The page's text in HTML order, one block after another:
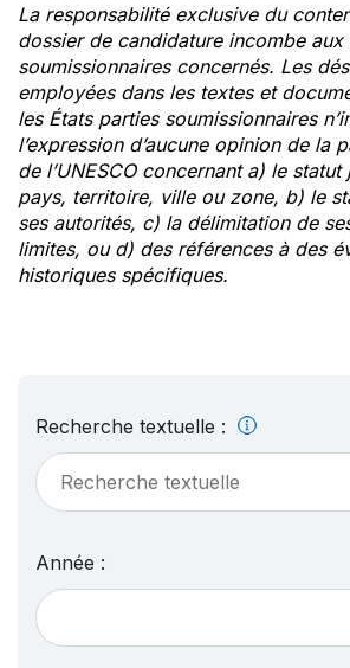
La responsabilité exclusive du
dossier de candidature incombe aux
soumissionnaires concernés. Les
employées dans les textes et
les États parties soumissionnaires
l’expression d’aucune opinion de la
de l’UNESCO concernant a) le
pays, territoire, ville ou zone, b) le
ses autorités, c) la délimitation de
limites, ou d) des références à des
historiques spécifiques.
Recherche textuelle :
Année :